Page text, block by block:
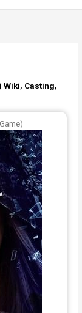
Wiki, Casting,